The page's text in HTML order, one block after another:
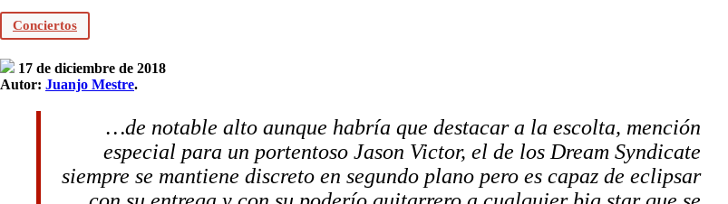
Conciertos
17 de diciembre de 2018
Autor: Juanjo Mestre.
…de notable alto aunque habría que destacar a la escolta, mención
especial para un portentoso Jason Victor, el de los Dream Syndicate
siempre se mantiene discreto en segundo plano pero es capaz de eclipsar